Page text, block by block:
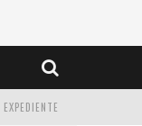
EXPEDIENTE